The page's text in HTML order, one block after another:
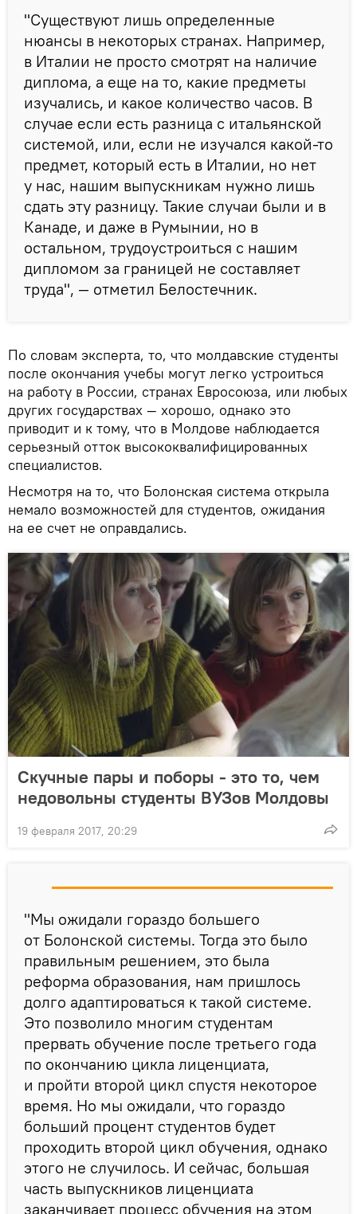
"Существуют лишь определенные
нюансы в некоторых странах. Например,
в Италии не просто смотрят на наличие
диплома, а еще на то, какие предметы
изучались, и какое количество часов. В
случае если есть разница с итальянской
системой, или, если не изучался какой-то
предмет, который есть в Италии, но нет
у нас, нашим выпускникам нужно лишь
сдать эту разницу. Такие случаи были и в
Канаде, и даже в Румынии, но в
остальном, трудоустроиться с нашим
дипломом за границей не составляет
труда", — отметил Белостечник.
По словам эксперта, то, что молдавские студенты
после окончания учебы могут легко устроиться
на работу в России, странах Евросоюза, или любых
других государствах — хорошо, однако это
приводит и к тому, что в Молдове наблюдается
серьезный отток высококвалифицированных
специалистов.
Несмотря на то, что Болонская система открыла
немало возможностей для студентов, ожидания
на ее счет не оправдались.
Скучные пары и поборы - это то, чем
недовольны студенты ВУЗов Молдовы
19 февраля 2017, 20:29
"Мы ожидали гораздо большего
от Болонской системы. Тогда это было
правильным решением, это была
реформа образования, нам пришлось
долго адаптироваться к такой системе.
Это позволило многим студентам
прервать обучение после третьего года
по окончанию цикла лиценциата,
и пройти второй цикл спустя некоторое
время. Но мы ожидали, что гораздо
больший процент студентов будет
проходить второй цикл обучения, однако
этого не случилось. И сейчас, большая
часть выпускников лиценциата
заканчивает процесс обучения на этом